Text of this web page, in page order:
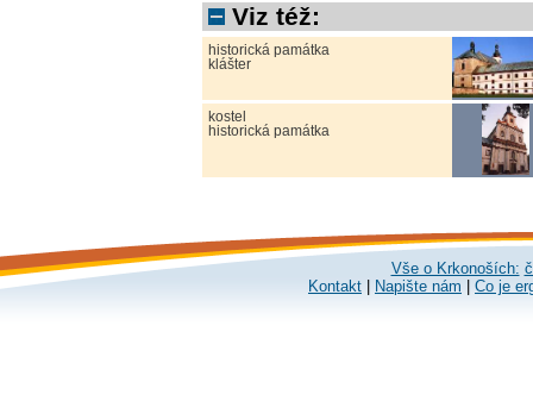
Viz též:
historická památka
klášter
kostel
historická památka
Vše o Krkonoších:
Kontakt
Napište nám Co je